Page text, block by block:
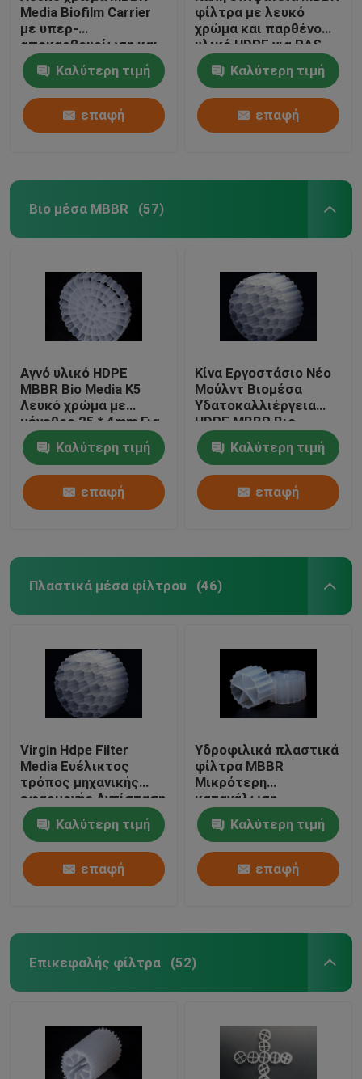
Media Biofilm Carrier
με υπερ-
αποκαρβουρίωση και
πρωτόγονο υλικό
HDPE Καλύτερη τιμή
επαφή
φίλτρα με λευκό
χρώμα και παρθένο
υλικό HDPE για RAS
Καλύτερη τιμή
επαφή
Βιο μέσα MBBR (57)
Αγνό υλικό HDPE
MBBR Bio Media K5
Λευκό χρώμα με
μέγεθος 25 * 4mm Για
εξοπλισμό IFAS
Καλύτερη τιμή
επαφή
Κίνα Εργοστάσιο Νέο
Μούλντ Βιομέσα
Υδατοκαλλιέργεια
HDPE MBBR Βιο
φίλτρο Μέσα Βιομάζα
Φορέας πλωτό μέσο
Καλύτερη τιμή
επαφή
Πλαστικά μέσα φίλτρου (46)
Virgin Hdpe Filter
Media Ευέλικτος
τρόπος μηχανικής
εφαρμογής Αντίσταση
σε κρούσματα
Καλύτερη τιμή
επαφή
Υδροφιλικά πλαστικά
φίλτρα MBBR
Μικρότερη
κατανάλωση
ενέργειας
Καλύτερη τιμή
επαφή
Επικεφαλής φίλτρα (52)